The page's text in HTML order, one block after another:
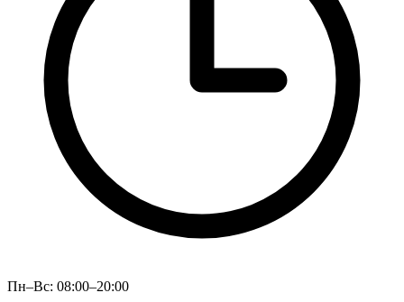
Пн–Вс: 08:00–20:00